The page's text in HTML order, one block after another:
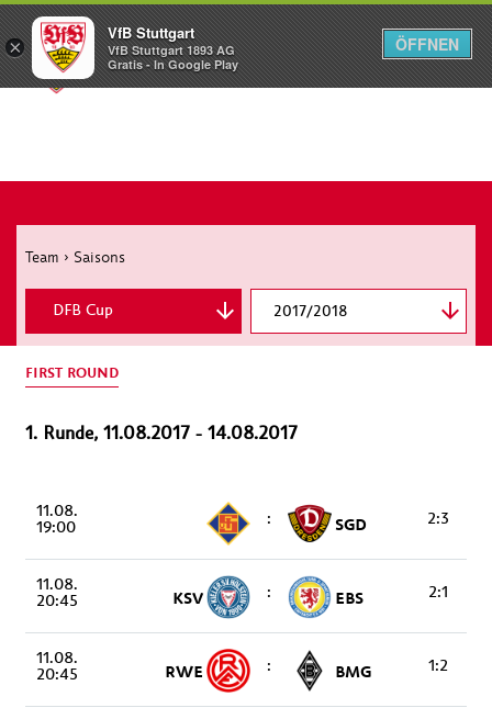
Menü
Team › Saisons
2017/2018
Bundesliga
DFB Cup
FIRST ROUND
1. Runde, 11.08.2017 - 14.08.2017
11.08.
19:00 : SGD 2:3
11.08.
20:45 KSV : EBS 2:1
11.08.
20:45 RWE : BMG 1:2
×
VfB Stuttgart
VfB Stuttgart 1893 AG
Gratis - In Google Play
ÖFFNEN